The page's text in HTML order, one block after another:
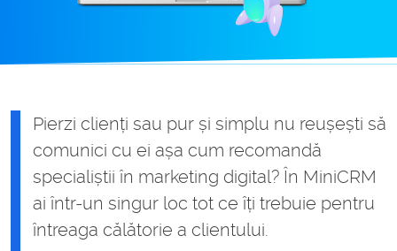
Pierzi clienți sau pur și simplu nu reușești să
comunici cu ei așa cum recomandă
specialiștii în marketing digital? În MiniCRM
ai într-un singur loc tot ce îți trebuie pentru
întreaga călătorie a clientului.